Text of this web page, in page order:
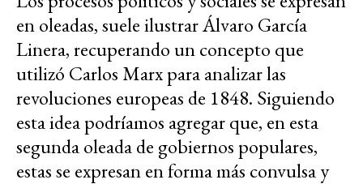
en oleadas, suele ilustrar Álvaro García
Linera, recuperando un concepto que
utilizó Carlos Marx para analizar las
revoluciones europeas de 1848. Siguiendo
esta idea podríamos agregar que, en esta
segunda oleada de gobiernos populares,
estas se expresan en forma más convulsa y